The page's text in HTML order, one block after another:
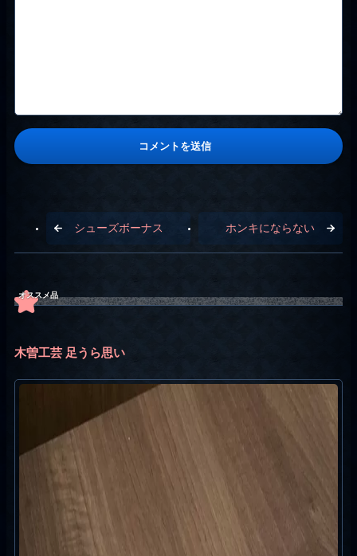
シューズボーナス ホンキにならない
オススメ品
木曽工芸 足うら思い